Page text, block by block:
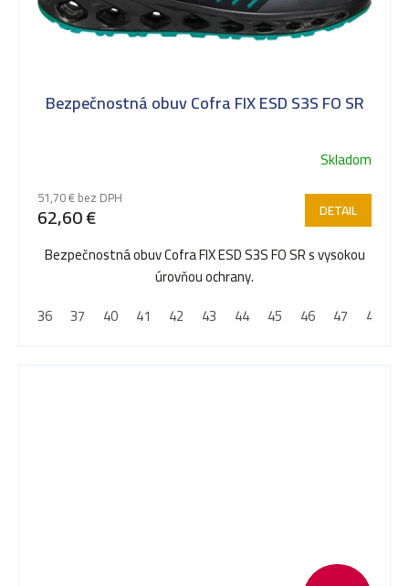
Bezpečnostná obuv Cofra FIX ESD S3S FO SR
Skladom
51,70 € bez DPH
62,60 € DETAIL
Bezpečnostná obuv Cofra FIX ESD S3S FO SR s vysokou
úrovňou ochrany.
36
37 40 41 42 43 44 45 46 47 48